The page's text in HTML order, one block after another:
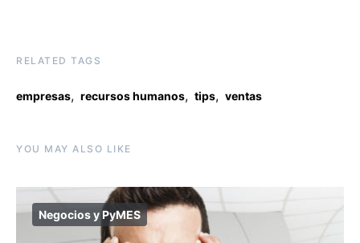
RELATED TAGS
empresas, recursos humanos, tips, ventas
YOU MAY ALSO LIKE
Negocios y PyMES